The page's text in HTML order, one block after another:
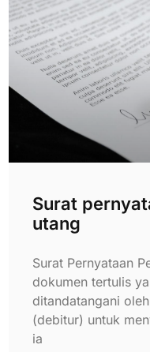
Surat
utang
Surat Pernyataan
dokumen tertulis
ditandatangani
(debitur) untuk
ia